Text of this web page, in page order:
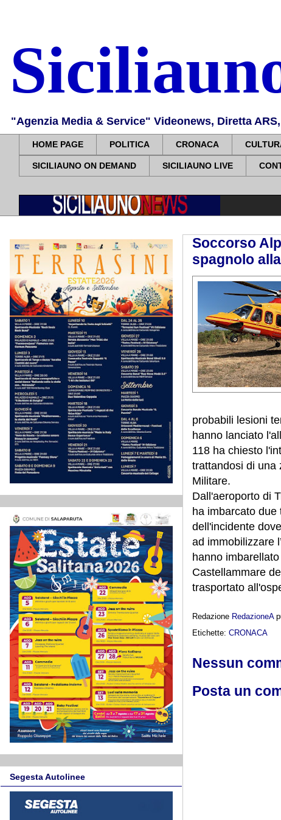
"Agenzia Media & Service" Videonews, Diretta
HOME PAGE POLITICA CRONACA
SICILIAUNO ON DEMAND SICILIAUNO LIVE
Soccorso
spagnolo
probabili lesioni
hanno lanciato
118 ha chiesto
trattandosi di una
Militare.
Dall'aeroporto di
ha imbarcato
dell'incidente
ad immobilizzare
hanno
Castellammare
trasportato
Redazione RedazioneA
Etichette: CRONACA
Nessun
Posta un
Segesta Autolinee